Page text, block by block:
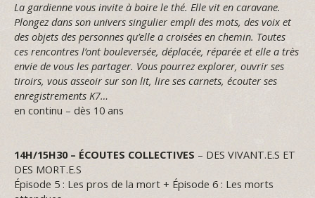
La gardienne vous invite à boire le thé. Elle vit en caravane.
Plongez dans son univers singulier empli des mots, des voix et
des objets des personnes qu’elle a croisées en chemin. Toutes
ces rencontres l’ont bouleversée, déplacée, réparée et elle a très
envie de vous les partager. Vous pourrez explorer, ouvrir ses
tiroirs, vous asseoir sur son lit, lire ses carnets, écouter ses
enregistrements K7…
en continu – dès 10 ans
14H/15H30 – ÉCOUTES COLLECTIVES – DES VIVANT.E.S ET
DES MORT.E.S
Épisode 5 : Les pros de la mort + Épisode 6 : Les morts